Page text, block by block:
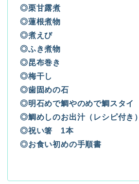
◎栗甘露煮
◎蓮根煮物
◎煮えび
◎ふき煮物
◎昆布巻き
◎梅干し
◎歯固めの石
◎明石めで鯛やのめで鯛スタイ
◎鯛めしのお出汁（レシピ付き）
◎祝い箸 1本
◎お食い初めの手順書